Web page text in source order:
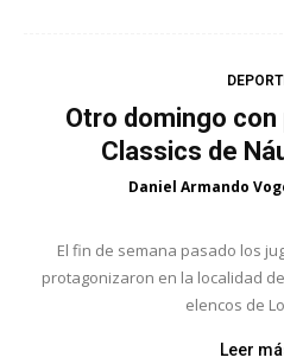
Otro domingo
Classics de
Daniel Armando
El fin de semana pasado los
protagonizaron en la localidad
elencos de
Leer